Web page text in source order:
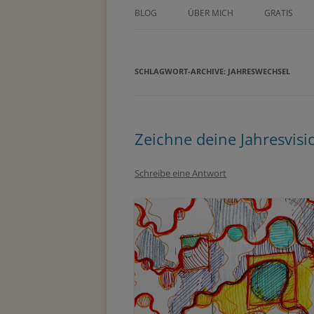
BLOG ÜBER MICH
PRESSE
GRATIS
SCHLAGWORT-ARCHIVE: JAHRESWECHSEL
Zeichne deine
Schreibe eine Antwort